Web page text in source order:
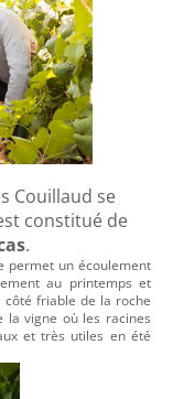
Couillaud se
constitué de
.
permet un écoulement
au printemps et
côté friable de la roche
la vigne où les racines
et très utiles en été